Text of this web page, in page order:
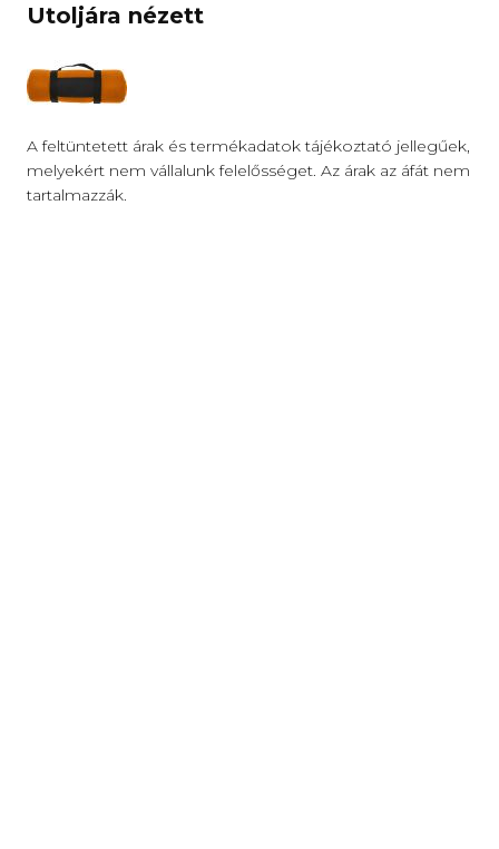
Utoljára nézett
A feltüntetett árak és termékadatok tájékoztató jellegűek,
melyekért nem vállalunk felelősséget. Az árak az áfát nem
tartalmazzák.